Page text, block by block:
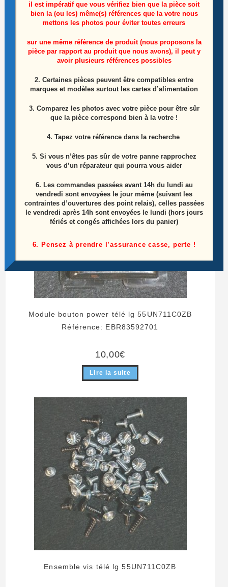
Module wifi télé lg 55UN711C0ZB Référence:
Ajouter au panier
Module bouton power télé lg 55UN711C0ZB
Référence: EBR83592701
10,00€
Lire la suite
Ensemble vis télé lg 55UN711C0ZB
il est impératif que vous vérifiez bien que la pièce soit
bien la (ou les) même(s) références que la votre nous
mettons les photos pour éviter toutes erreurs
sur une même référence de produit (nous proposons la
pièce par rapport au produit que nous avons), il peut y
avoir plusieurs références possibles
2. Certaines pièces peuvent être compatibles entre
marques et modèles surtout les cartes d’alimentation
3. Comparez les photos avec votre pièce pour être sûr
que la pièce correspond bien à la votre !
4. Tapez votre référence dans la recherche
5. Si vous n’êtes pas sûr de votre panne rapprochez
vous d’un réparateur qui pourra vous aider
6. Les commandes passées avant 14h du lundi au
vendredi sont envoyées le jour même (suivant les
contraintes d’ouvertures des point relais), celles passées
le vendredi après 14h sont envoyées le lundi (hors jours
fériés et congés affichées lors du panier)
6. Pensez à prendre l’assurance casse, perte !